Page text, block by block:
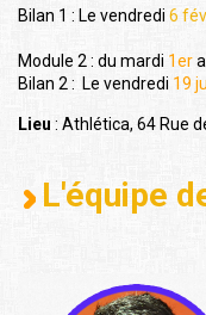
Bilan 1 : Le vendredi 6
Module 2 : du mardi 1er
Bilan 2 : Le vendredi 19
Lieu : Athlética, 64 Rue
L'équipe